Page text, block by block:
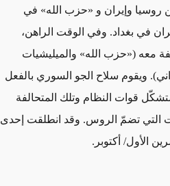
روسيا وإيران و «حزب الله» في
في بغداد. وفي الوقت الراهن،
معه («حزب الله» والميليشيات
ويقوم سلاح الجو السوري بالفعل
قوات النظام وتلك المتحالفة
التي تضمّ الروس. وقد انطلقت إحدى
الأول/ أكتوبر.